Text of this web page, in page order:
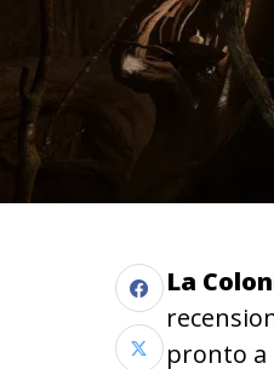
La
pronto a